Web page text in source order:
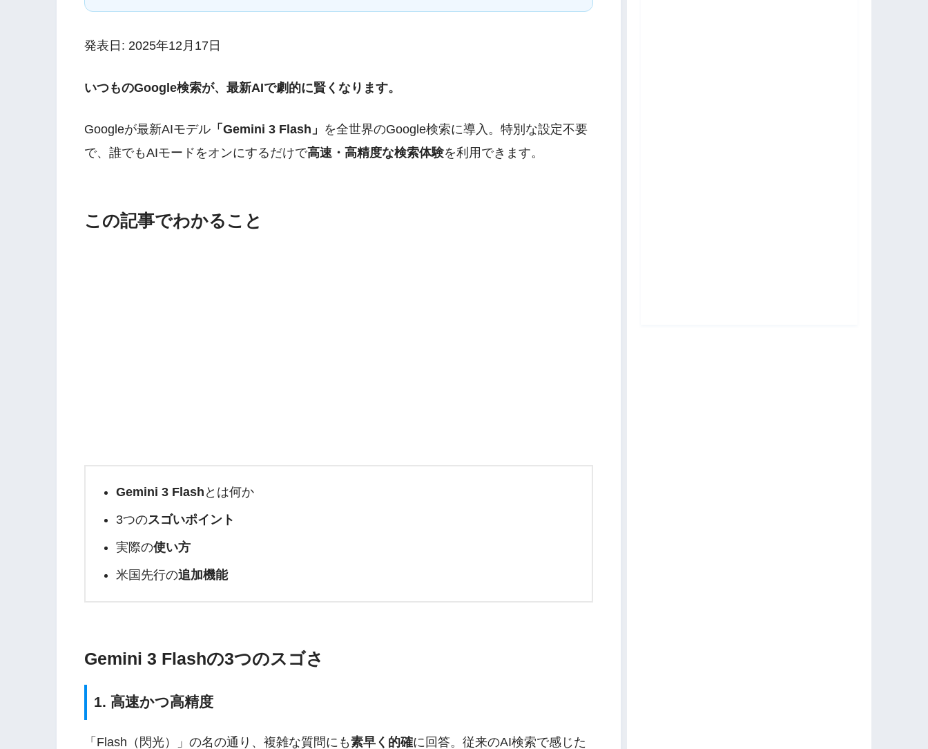
発表日: 2025年12月17日
いつものGoogle検索が、最新AIで劇的に賢くなります。
Googleが最新AIモデル 「Gemini 3 Flash」 を全世界のGoogle検索に導入。特別な設定不要
で、誰でもAIモードをオンにするだけで高速・高精度な検索体験を利用できます。
この記事でわかること
Gemini 3 Flash とは何か
3つのスゴいポイント
実際の使い方
米国先行の追加機能
Gemini 3 Flashの3つのスゴさ
1. 高速かつ高精度
「Flash（閃光）」の名の通り、複雑な質問にも素早く的確に回答。従来のAI検索で感じた